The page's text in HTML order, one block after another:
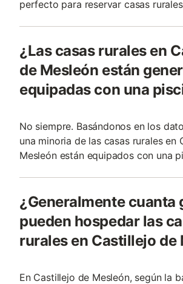
perfecto para reservar casas
¿Las casas rurales en
de Mesleón están
equipadas con una
No siempre. Basándonos en los
una minoria de las casas rurales en
Mesleón están equipados con una
¿Generalmente cuanta
pueden hospedar las
rurales en Castillejo de
En Castillejo de Mesleón, según la